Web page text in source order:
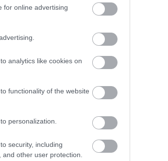
for online advertising
analytics like cookies on
functionality of the website
personalization.
security, including
other user protection.
menos una parte
las actividades
los equipos
situaciones